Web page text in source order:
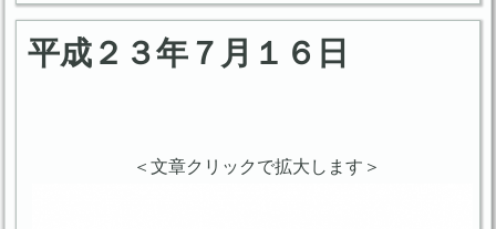
平成２３年７月１６日
＜文章クリックで拡大します＞